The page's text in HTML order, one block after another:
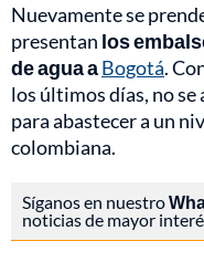
Nuevamente se
presentan los
de agua aBogotá.
los últimos días, no
para abastecer a un
colombiana.
Síganos en nuestro
noticias de mayor